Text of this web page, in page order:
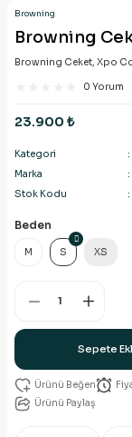
Browning
Browning
Browning Ceket, Xpo
0 Yorum
23.900 ₺
Kategori
Marka
Stok Kodu
Beden
M S XS
Sepete
Ürünü Paylaş